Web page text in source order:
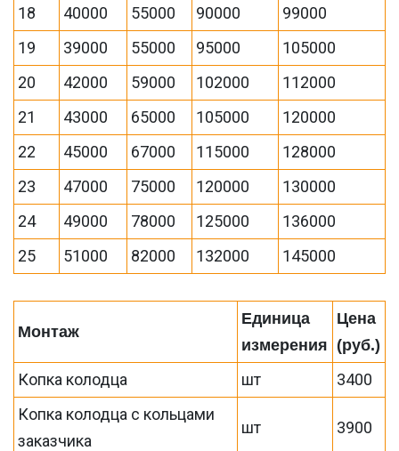
18
40000 55000 90000
99000
19
39000 55000 95000
105000
20
42000 59000 102000
112000
21
43000 65000 105000
120000
22
45000 67000 115000
128000
23
47000 75000 120000
130000
24
49000 78000 125000
136000
25
51000 82000 132000 145000
Монтаж
Единица
измерения
Цена
(руб.)
Копка колодца шт
3400
Копка колодца с кольцами
заказчика
шт 3900